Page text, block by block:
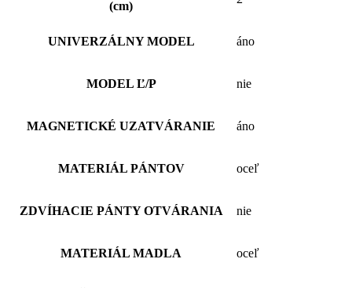
(cm)
UNIVERZÁLNY MODEL áno
MODEL Ľ/P nie
MAGNETICKÉ UZATVÁRANIE áno
MATERIÁL PÁNTOV oceľ
ZDVÍHACIE PÁNTY OTVÁRANIA nie
MATERIÁL MADLA oceľ